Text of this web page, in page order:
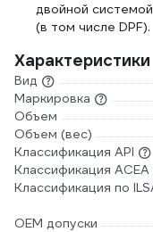
двойной
(в том числе DPF).
Характеристики
Вид
Маркировка
Объем
Объем (вес)
Классификация API
Классификация ACEA
Классификация по
OEM допуски